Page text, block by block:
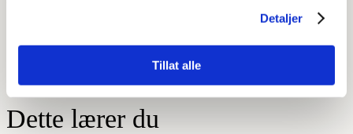
Detaljer
Tillat alle
Dette lærer du